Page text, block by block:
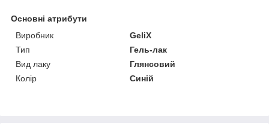
Основні атрибути
Виробник
GeliX
Тип
Гель-лак
Вид лаку
Глянсовий
Колір
Синій